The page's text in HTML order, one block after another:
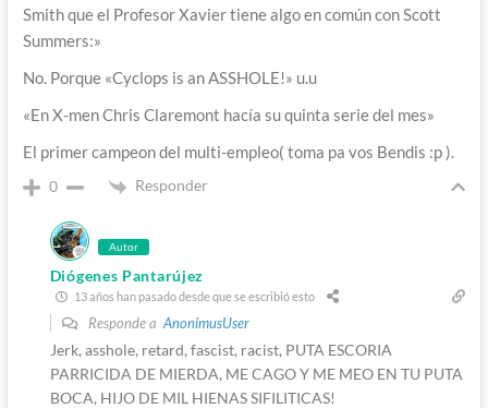
Smith que el Profesor Xavier tiene algo en común con Scott
Summers:»
No. Porque «Cyclops is an ASSHOLE!» u.u
«En X-men Chris Claremont hacía su quinta serie del mes»
El primer campeon del multi-empleo( toma pa vos Bendis :p ).
0 Responder
Autor
Diógenes Pantarújez
13 años han pasado desde que se escribió esto
Responde a AnonimusUser
Jerk, asshole, retard, fascist, racist, PUTA ESCORIA
PARRICIDA DE MIERDA, ME CAGO Y ME MEO EN TU PUTA
BOCA, HIJO DE MIL HIENAS SIFILITICAS!